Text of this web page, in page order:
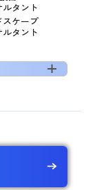
タント
スケープ
タント